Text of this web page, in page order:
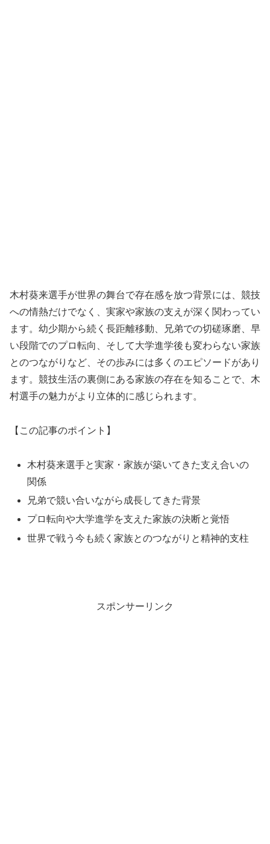
木村葵来選手が世界の舞台で存在感を放つ背景には、競技
への情熱だけでなく、実家や家族の支えが深く関わってい
ます。幼少期から続く長距離移動、兄弟での切磋琢磨、早
い段階でのプロ転向、そして大学進学後も変わらない家族
とのつながりなど、その歩みには多くのエピソードがあり
ます。競技生活の裏側にある家族の存在を知ることで、木
村選手の魅力がより立体的に感じられます。
【この記事のポイント】
木村葵来選手と実家・家族が築いてきた支え合いの
関係
兄弟で競い合いながら成長してきた背景
プロ転向や大学進学を支えた家族の決断と覚悟
世界で戦う今も続く家族とのつながりと精神的支柱
スポンサーリンク